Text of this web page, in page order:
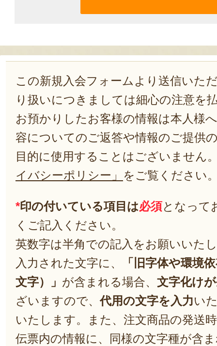
この新規入会フォームより送信いた
り扱いにつきましては細心の注意を
お預かりしたお客様の情報は本人様
容についてのご返答や情報のご提供
目的に使用することはございません
イバシーポリシー」 をご覧ください
*印の付いている項目は必須となって
くご記入ください。
英数字は半角での記入をお願いいた
入力された文字に、
「旧字体や環境
文字）」 が含まれる場合、 文字化け
ざいますので、代用の文字を入力い
いたします。また、注文商品の発送
伝票内の情報に、同様の文字種が含